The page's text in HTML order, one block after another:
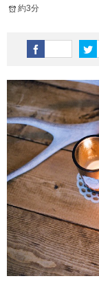
約3分
英単語
その他英語関連
行ってきたあれこれ
旅行関連あれこれ
美容あれこれ